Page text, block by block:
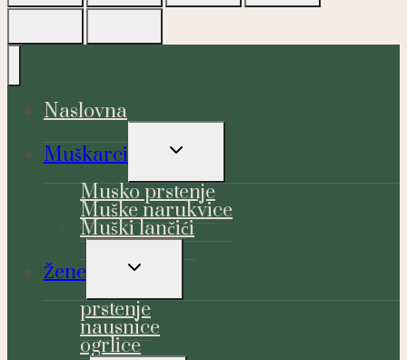
Naslovna
Muškarci
TOGGLE
MENU
Musko prstenje
Muške narukvice
Muški lančići
Žene
TOGGLE
MENU
prstenje
nausnice
ogrlice